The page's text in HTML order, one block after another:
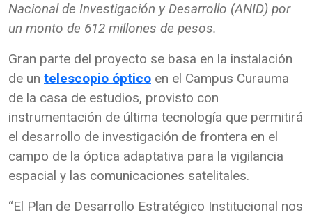
Nacional de Investigación y Desarrollo (ANID) por
un monto de 612 millones de pesos.
Gran parte del proyecto se basa en la instalación
de un telescopio óptico en el Campus Curauma
de la casa de estudios, provisto con
instrumentación de última tecnología que permitirá
el desarrollo de investigación de frontera en el
campo de la óptica adaptativa para la vigilancia
espacial y las comunicaciones satelitales.
“El Plan de Desarrollo Estratégico Institucional nos